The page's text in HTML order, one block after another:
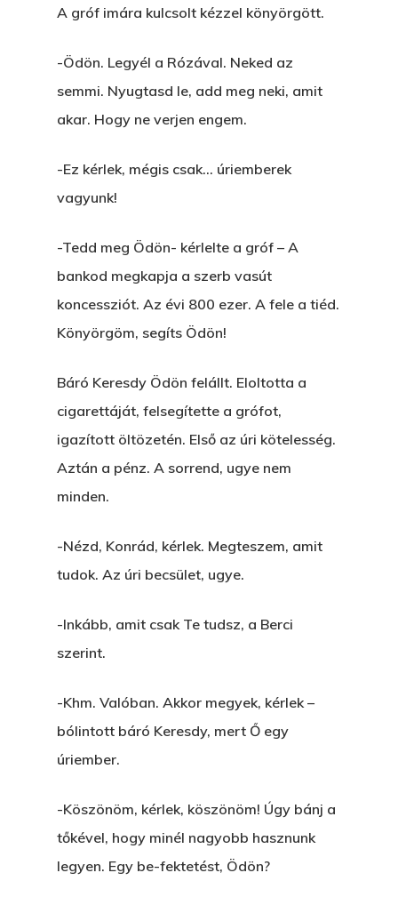
A gróf imára kulcsolt kézzel könyörgött.
-Ödön. Legyél a Rózával. Neked az
semmi. Nyugtasd le, add meg neki, amit
akar. Hogy ne verjen engem.
-Ez kérlek, mégis csak… úriemberek
vagyunk!
-Tedd meg Ödön- kérlelte a gróf – A
bankod megkapja a szerb vasút
koncessziót. Az évi 800 ezer. A fele a tiéd.
Könyörgöm, segíts Ödön!
Báró Keresdy Ödön felállt. Eloltotta a
cigarettáját, felsegítette a grófot,
igazított öltözetén. Első az úri kötelesség.
Aztán a pénz. A sorrend, ugye nem
minden.
-Nézd, Konrád, kérlek. Megteszem, amit
tudok. Az úri becsület, ugye.
-Inkább, amit csak Te tudsz, a Berci
szerint.
-Khm. Valóban. Akkor megyek, kérlek –
bólintott báró Keresdy, mert Ő egy
úriember.
-Köszönöm, kérlek, köszönöm! Úgy bánj a
tőkével, hogy minél nagyobb hasznunk
legyen. Egy be-fektetést, Ödön?